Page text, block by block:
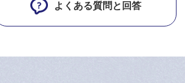
よくある質問と回答